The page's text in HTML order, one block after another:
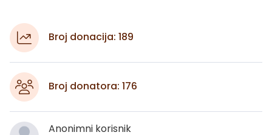
Broj donacija: 189
Broj donatora: 176
Anonimni korisnik